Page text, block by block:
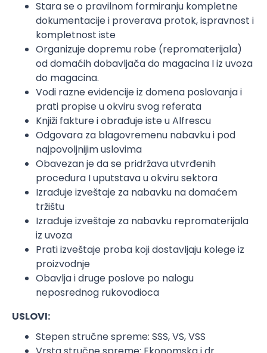
Stara se o pravilnom formiranju kompletne
dokumentacije i proverava protok, ispravnost i
kompletnost iste
Organizuje dopremu robe (repromaterijala)
od domaćih dobavljača do magacina I iz uvoza
do magacina.
Vodi razne evidencije iz domena poslovanja i
prati propise u okviru svog referata
Knjiži fakture i obrađuje iste u Alfrescu
Odgovara za blagovremenu nabavku i pod
najpovoljnijim uslovima
Obavezan je da se pridržava utvrđenih
procedura I uputstava u okviru sektora
Izrađuje izveštaje za nabavku na domaćem
tržištu
Izrađuje izveštaje za nabavku repromaterijala
iz uvoza
Prati izveštaje proba koji dostavljaju kolege iz
proizvodnje
Obavlja i druge poslove po nalogu
neposrednog rukovodioca
USLOVI:
Stepen stručne spreme: SSS, VS, VSS